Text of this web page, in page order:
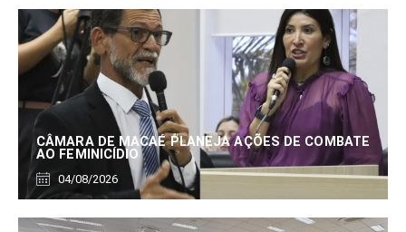
CÂMARA DE MACAÉ PLANEJA AÇÕES DE COMBATE
AO FEMINICÍDIO
04/08/2026